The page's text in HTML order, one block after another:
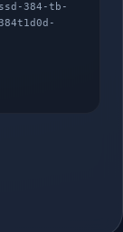
384-tb-